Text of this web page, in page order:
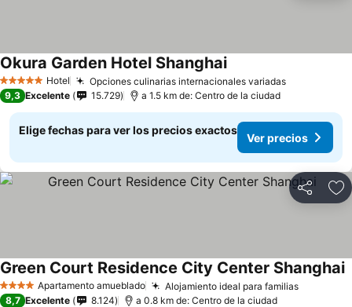
5 Estrellas Hotel Opciones culinarias internacionales variadas
Okura Garden Hotel Shanghai
9,3 Excelente 15.729 a 1.5 km de: Centro de la ciudad
Elige fechas para ver los precios exactos
Ver precios
Compartir
4 EstrellasApartamento amueblado Alojamiento ideal para familias
Green Court Residence City Center Shanghai
8,7 Excelente 8.124 a 0.8 km de: Centro de la ciudad